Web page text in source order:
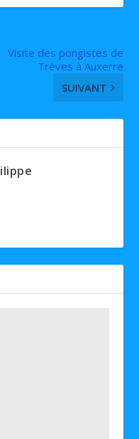
Visite des pongistes de
Trèves à Auxerre
SUIVANT